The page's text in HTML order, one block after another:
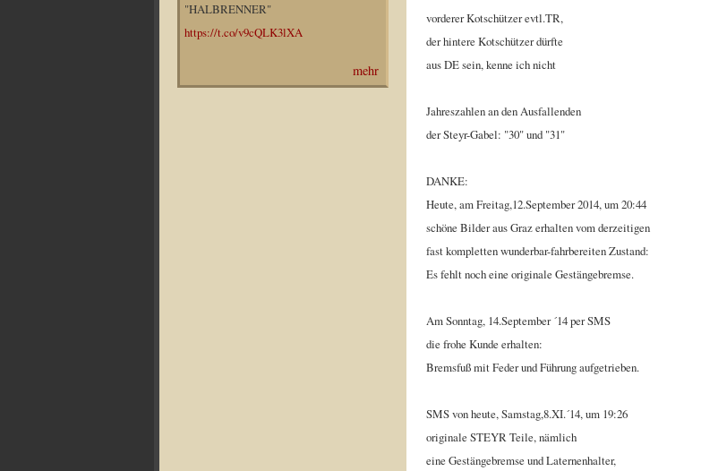
"HALBRENNER"
https://t.co/v9cQLK3lXA
mehr
vorderer Kotschützer evtl.TR,
der hintere Kotschützer dürfte
aus DE sein, kenne ich nicht
Jahreszahlen an den Ausfallenden
der Steyr-Gabel: "30" und "31"
DANKE:
Heute, am Freitag,12.September 2014, um 20:44
schöne Bilder aus Graz erhalten vom derzeitigen
fast kompletten wunderbar-fahrbereiten Zustand:
Es fehlt noch eine originale Gestängebremse.
Am Sonntag, 14.September ´14 per SMS
die frohe Kunde erhalten:
Bremsfuß mit Feder und Führung aufgetrieben.
SMS von heute, Samstag,8.XI.´14, um 19:26
originale STEYR Teile, nämlich
eine Gestängebremse und Laternenhalter,